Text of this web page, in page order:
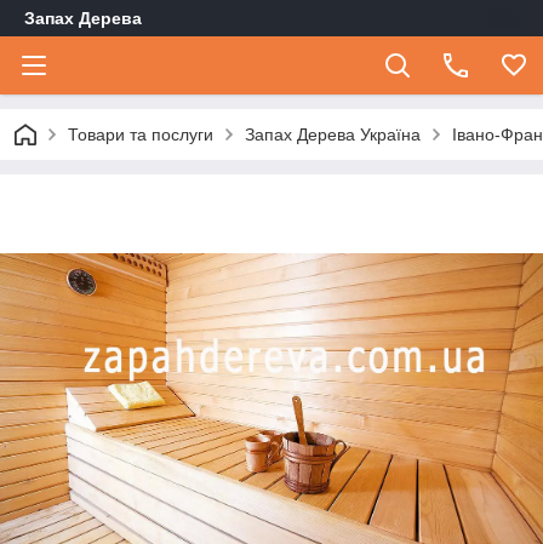
Запах Дерева
Товари та послуги Запах Дерева Україна Івано-